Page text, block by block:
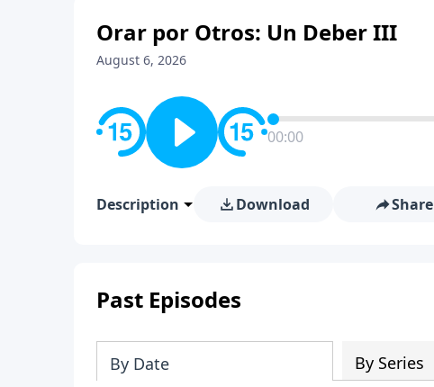
Orar por Otros: Un Deber III
August 6, 2026
00:00
Description Download Share
Past Episodes
By Date By Series